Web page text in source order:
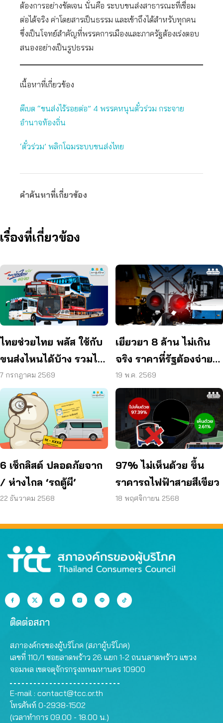
ต้องการอย่างชัดเจน นั่นคือ ระบบขนส่งสาธารณะที่เชื่อม
ต่อได้จริง ค่าโดยสารเป็นธรรม และเข้าถึงได้สำหรับทุกคน
ซึ่งเป็นโจทย์สำคัญที่พรรคการเมืองและภาครัฐต้องเร่งตอบ
สนองอย่างเป็นรูปธรรม
เนื้อหาที่เกี่ยวข้อง
ดีเบต “ขนส่งไร้รอยต่อ” 4 พรรคหนุนตั๋วร่วม กระจาย
อำนาจท้องถิ่น
‘ตั๋วร่วม’ พลิกโฉมระบบขนส่งไทย
คำค้นหาที่เกี่ยวข้อง
เรื่องที่เกี่ยวข้อง
ไทยช่วยไทย พลัส ใช้กับ
ขนส่งไหนได้บ้าง รวมไว้
ให้แล้ว
7 กรกฎาคม 2569
เยียวยา 8 ล้าน ไม่เกิน
จริง ราคาที่รัฐต้องจ่าย
เพื่อหยุดความสูญเสีย
19 พ.ค. 2569
6 เช็กลิสต์ ปลอดภัยจาก
/ ห่างไกล ‘รถตู้ผี’
22 ธันวาคม 2568
97% ไม่เห็นด้วย ขึ้น
ราคารถไฟฟ้าสายสีเขียว
18 พฤศจิกายน 2568
ติดต่อสภา
สภาองค์กรของผู้บริโภค (สภาผู้บริโภค)
เลขที่ 110/1 ซอยลาดพร้าว 26 แยก 1-2 ถนนลาดพร้าว แขวง
จอมพล เขตจตุจักรกรุงเทพมหานคร 10900
E-mail : contact@tcc.or.th
โทรศัพท์ 0-2938-1502
(เวลาทำการ 09.00 - 18.00 น.)